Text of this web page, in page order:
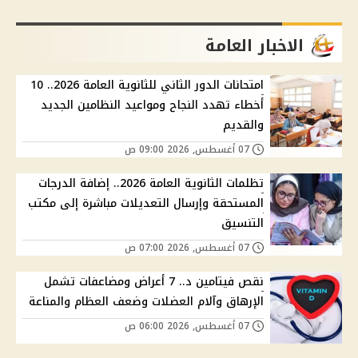
الاخبار العامة
امتحانات الدور الثاني للثانوية العامة 2026.. 10
أخطاء تهدد النجاح ومواعيد النظامين الجديد
والقديم
تظلمات الثانوية العامة 2026.. إضافة الدرجات
المستحقة وإرسال التعديلات مباشرة إلى مكتب
التنسيق
نقص فيتامين د.. 7 أعراض ومضاعفات تشمل
الإرهاق وآلام العضلات وضعف العظام والمناعة